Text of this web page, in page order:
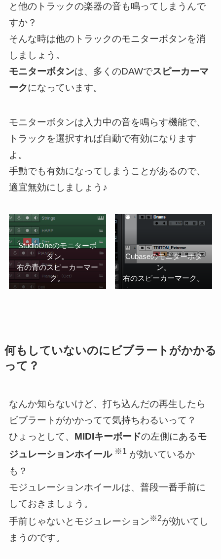
と他のトラックの楽器の音も鳴ってしまうんで
すか？
そんな時は他のトラックのモニターボタンを消
しましょう。
モニターボタンは、多くのDAWでスピーカーマ
ークになっています。
モニターボタンは入力中の音を鳴らす機能で、
トラックを選択すれば自動で有効になります
よ。
手動でも有効になってしまうことがあるので、
適宜無効にしましょう♪
StudioOneのモニターボ
タン。
右の青のスピーカーマー
ク。
Cubaseのモニターボタ
ン。
右のスピーカーマーク。
何もしていないのにビブラートがかかる
って？
なんか知らないけど、打ち込んだの再生したら
ビブラートがかかってて気持ちわるいって？
ひょっとして、 MIDIキーボードの左側にあるモ
ジュレーションホイール ※1が効いているか
も？
モジュレーションホイールは、普段一番手前に
しておきましょう。
手前じゃないとモジュレーション※2が効いてし
まうのです。